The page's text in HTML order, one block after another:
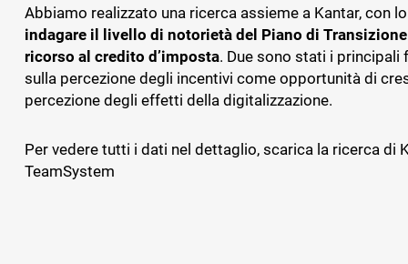
DELLE
HR
Trust Services
Ecommerce
Abbiamo realizzato una ricerca assieme a Kantar, con
indagare il livello di notorietà del Piano di
ricorso al credito d’imposta. Due sono stati i principali
sulla percezione degli incentivi come opportunità di
percezione degli effetti della digitalizzazione.
Per vedere tutti i dati nel dettaglio, scarica la ricerca di
TeamSystem